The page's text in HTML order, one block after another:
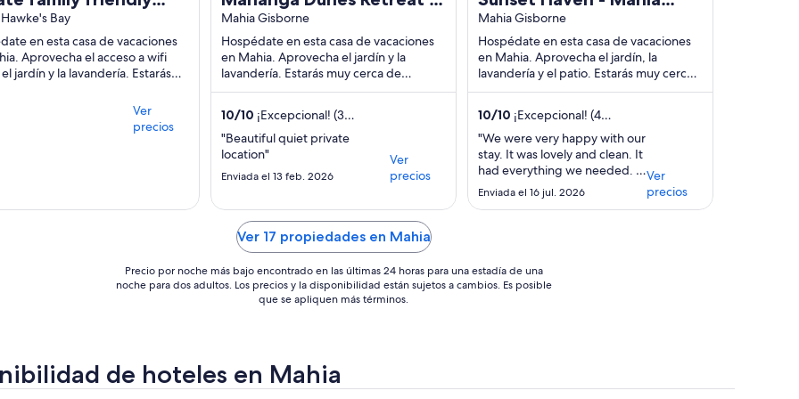
of paradise- ready
to enjoy.
Bay
en esta casa de vacaciones
Aprovecha el acceso a wifi
jardín y la lavandería. Estarás
Ver
precios
Mahia Holiday Home
Mahia Gisborne
Hospédate en esta casa de vacaciones
en Mahia. Aprovecha el jardín y la
lavandería. Estarás muy cerca de
atracciones como Māhia Golf Course y
10/10 ¡Excepcional! (3
opiniones)
"Beautiful quiet private
location"
Enviada el 13 feb. 2026
Ver
precios
Holiday Home
Mahia Gisborne
Hospédate en esta casa de vacaciones
en Mahia. Aprovecha el jardín, la
lavandería y el patio. Estarás muy cerca
de atracciones como Playa de Mahia y
10/10 ¡Excepcional! (4
opiniones)
"We were very happy with our
stay. It was lovely and clean. It
had everything we needed. It
was cosy and warm. Very
spacious for us all. Perfect site
Thankyou to the Bach care
team for everything."
Enviada el 16 jul. 2026
Ver
precios
Ver 17 propiedades en Mahia
Precio por noche más bajo encontrado en las últimas 24 horas para una estadía de una
noche para dos adultos. Los precios y la disponibilidad están sujetos a cambios. Es posible
que se apliquen más términos.
de hoteles en Mahia